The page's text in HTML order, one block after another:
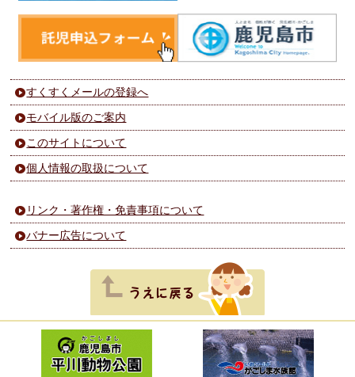
すくすくメールの登録へ
モバイル版のご案内
このサイトについて
個人情報の取扱について
リンク・著作権・免責事項について
バナー広告について